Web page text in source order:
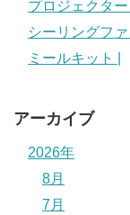
プロジェクター |
シーリングファ
ミールキット |
アーカイブ
2026年
8月
7月